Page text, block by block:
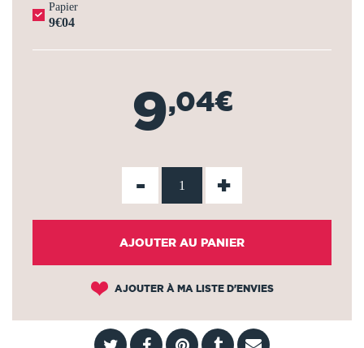
Papier
9€04
9,04€
- +
AJOUTER AU PANIER
AJOUTER À MA LISTE D'ENVIES